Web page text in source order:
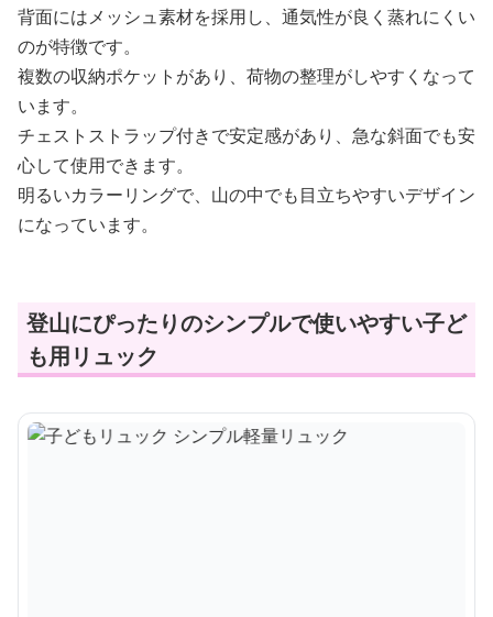
背面にはメッシュ素材を採用し、通気性が良く蒸れにくい
のが特徴です。
複数の収納ポケットがあり、荷物の整理がしやすくなって
います。
チェストストラップ付きで安定感があり、急な斜面でも安
心して使用できます。
明るいカラーリングで、山の中でも目立ちやすいデザイン
になっています。
登山にぴったりのシンプルで使いやすい子ど
も用リュック